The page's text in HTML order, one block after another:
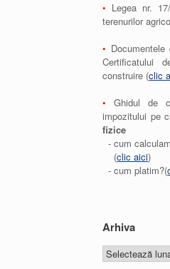
• Legea nr.
terenurilor
•
Certificatului
construire (clic
• Ghidul de
impozitului pe
fizice
- cum
(clic aici)
- cum platim?(
Arhiva